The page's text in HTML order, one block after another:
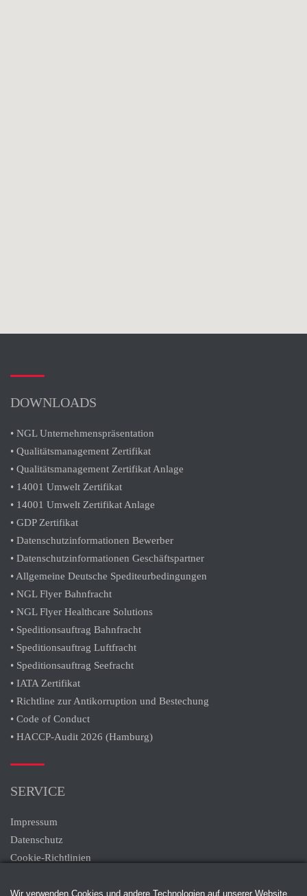
DOWNLOADS
• NGL Unternehmenspräsentation
• Qualitätsmanagement Zertifikat
• Qualitätsmanagement Zertifikat Anlage
• 14001 Umwelt Zertifikat
• 14001 Umwelt Zertifikat Anlage
• GDP Zertifikat
• Datenschutzinformationen Bewerber
• Datenschutzinformationen Geschäftspartner
• Allgemeine Deutsche Spediteurbedingungen
• NGL Flyer Bahnfracht
• NGL Flyer Healthcare Solutions
• Speditionsauftrag Bahnfracht
• Speditionsauftrag Luftfracht
• Speditionsauftrag Seefracht
• IATA Zertifikat
• Richtline zur Antikorruption und Bestechung
• Code of Conduct
• HACCP-Audit 2026 (Hamburg)
SERVICE
Impressum
Datenschutz
Cookie-Richtlinien
Wir verwenden Cookies und andere Technologien auf unserer Website.